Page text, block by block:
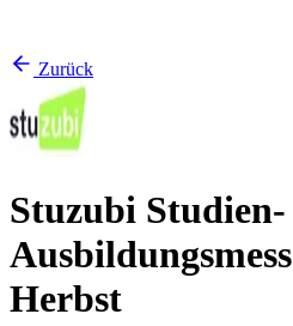
Zurück
Stuzubi
Herbst